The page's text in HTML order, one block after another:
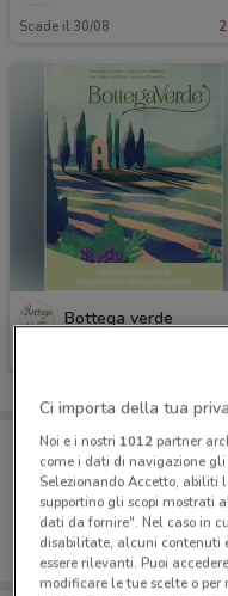
Scade il 30/08
Bottega verde
Porta
Puoi trovare
salvarle e
dal tuo
Ci importa della tua
Noi e i nostri 1012partner
come i dati di navigazione
Selezionando Accetto,
supportino gli scopi mostrati
dati da fornire". Nel caso in
disabilitate, alcuni contenuti
essere rilevanti. Puoi
modificare le tue scelte o